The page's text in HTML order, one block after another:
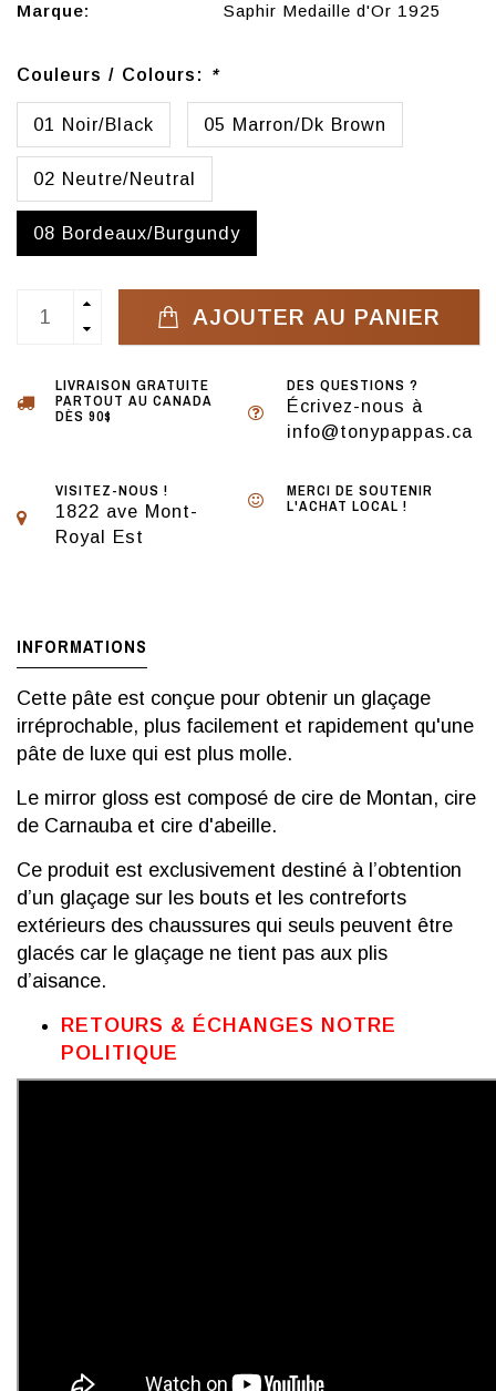
Marque:
Saphir Medaille d'Or 1925
Couleurs / Colours: *
01 Noir/Black 05 Marron/Dk Brown
02 Neutre/Neutral
08 Bordeaux/Burgundy
AJOUTER AU PANIER
LIVRAISON GRATUITE
PARTOUT AU CANADA
DÈS 90$
DES QUESTIONS ?
Écrivez-nous à
info@tonypappas.ca
VISITEZ-NOUS !
1822 ave Mont-
Royal Est
MERCI DE SOUTENIR
L'ACHAT LOCAL !
INFORMATIONS
Cette pâte est conçue pour obtenir un glaçage
irréprochable, plus facilement et rapidement qu'une
pâte de luxe qui est plus molle.
Le mirror gloss est composé de cire de Montan, cire
de Carnauba et cire d'abeille.
Ce produit est exclusivement destiné à l’obtention
d’un glaçage sur les bouts et les contreforts
extérieurs des chaussures qui seuls peuvent être
glacés car le glaçage ne tient pas aux plis
d’aisance.
RETOURS & ÉCHANGES NOTRE
POLITIQUE